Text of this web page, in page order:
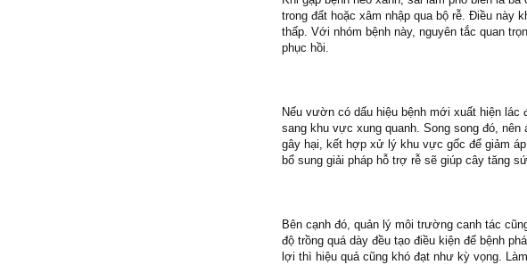
trong đất hoặc xâm nhập qua bộ rễ. Điều này
thấp. Với nhóm bệnh này, nguyên tắc quan
phục hồi.
Nếu vườn có dấu hiệu bệnh mới xuất hiện lác
sang khu vực xung quanh. Song song đó,
gây hại, kết hợp xử lý khu vực gốc để giảm
bổ sung giải pháp hỗ trợ rễ sẽ giúp cây tăng
Bên cạnh đó, quản lý môi trường canh tác
độ trồng quá dày đều tạo điều kiện để bệnh
lợi thì hiệu quả cũng khó đạt như kỳ vọng.